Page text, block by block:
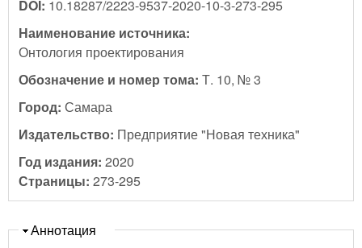
DOI: 10.18287/2223-9537-2020-10-3-273-295
Наименование источника:
Онтология проектирования
Обозначение и номер тома: Т. 10, № 3
Город: Самара
Издательство: Предприятие "Новая техника"
Год издания: 2020
Страницы: 273-295
Скрыть
Аннотация